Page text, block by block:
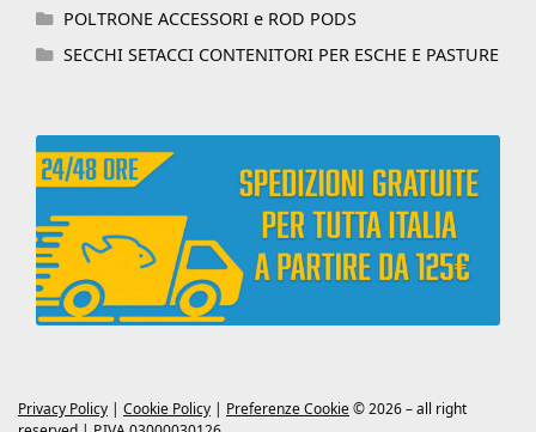
POLTRONE ACCESSORI e ROD PODS
SECCHI SETACCI CONTENITORI PER ESCHE E PASTURE
Privacy Policy | Cookie Policy | Preferenze Cookie© 2026 – all right